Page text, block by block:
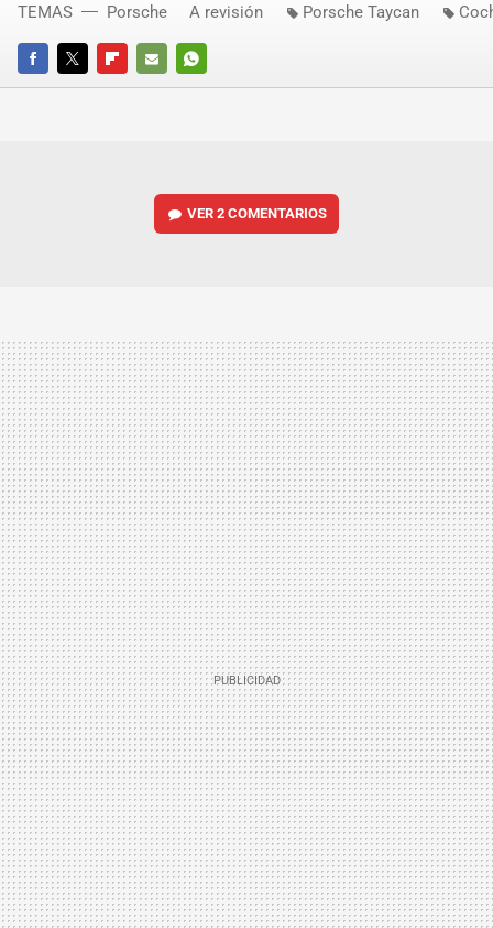
FACEBOOKTWITTERFLIPBOARD
E-
WHATSAPP
TEMAS Porsche A revisión Porsche Taycan
VER2 COMENTARIOS